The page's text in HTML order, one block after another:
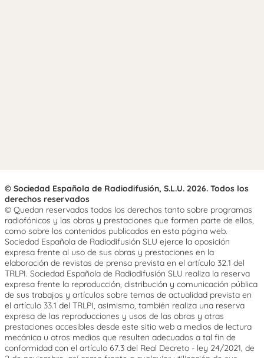
© Sociedad Española de Radiodifusión, S.L.U. 2026. Todos los
derechos reservados
© Quedan reservados todos los derechos tanto sobre programas
radiofónicos y las obras y prestaciones que formen parte de ellos,
como sobre los contenidos publicados en esta página web.
Sociedad Española de Radiodifusión SLU ejerce la oposición
expresa frente al uso de sus obras y prestaciones en la
elaboración de revistas de prensa prevista en el artículo 32.1 del
TRLPI. Sociedad Española de Radiodifusión SLU realiza la reserva
expresa frente la reproducción, distribución y comunicación pública
de sus trabajos y artículos sobre temas de actualidad prevista en
el artículo 33.1 del TRLPI, asimismo, también realiza una reserva
expresa de las reproducciones y usos de las obras y otras
prestaciones accesibles desde este sitio web a medios de lectura
mecánica u otros medios que resulten adecuados a tal fin de
conformidad con el artículo 67.3 del Real Decreto - ley 24/2021, de